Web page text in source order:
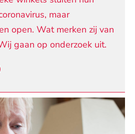
maar
open. Wat merken zij van
gaan op onderzoek uit.